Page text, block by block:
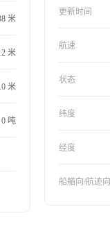
米
米
米
0 吨
更新时间
航速
状态
纬度
经度
船艏向/航迹向